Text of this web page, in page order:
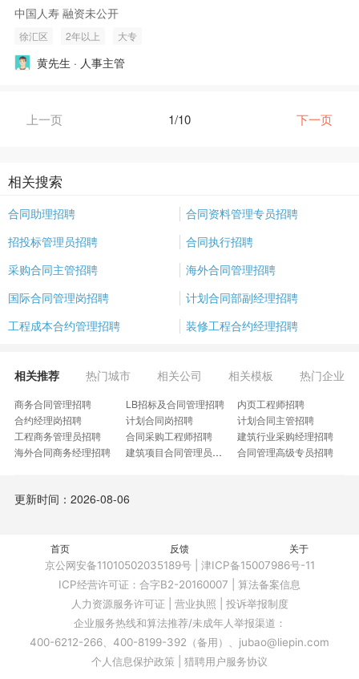
中国人寿 融资未公开
徐汇区 2年以上 大专
黄先生 · 人事主管
上一页 1/10 下一页
相关搜索
合同助理招聘
合同资料管理专员招聘
招投标管理员招聘
合同执行招聘
采购合同主管招聘
海外合同管理招聘
国际合同管理岗招聘
计划合同部副经理招聘
工程成本合约管理招聘
装修工程合约经理招聘
相关推荐 热门城市 相关公司 相关模板 热门企业
商务合同管理招聘 LB招标及合同管理招聘
内页工程师招聘
合约经理岗招聘
计划合同岗招聘
计划合同主管招聘
工程商务管理员招聘
合同采购工程师招聘
建筑行业采购经理招聘
海外合同商务经理招聘
建筑项目合同管理员招聘
合同管理高级专员招聘
合同履约经理招聘
资质推广经理招聘
工程部项目专员招聘
更新时间：2026-08-06
首页 反馈 关于